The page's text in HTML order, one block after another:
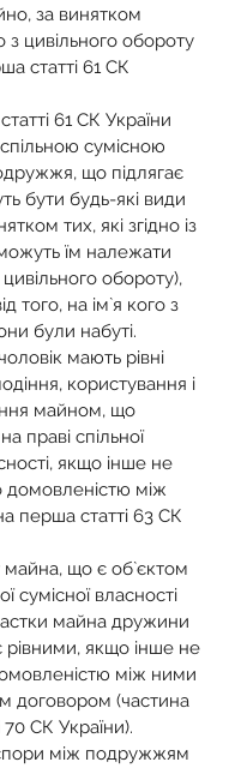
за винятком
з цивільного обороту
статті 61 СК
61 СК України
сумісною
що підлягає
бути будь-які види
тих, які згідно із
їм належати
обороту),
того, на ім`я кого з
були набуті.
мають рівні
користування і
майном, що
праві спільної
якщо інше не
домовленістю між
перша статті 63 СК
майна, що є об`єктом
сумісної власності
майна дружини
рівними, якщо інше не
між ними
договором (частина
70 СК України).
між подружжям